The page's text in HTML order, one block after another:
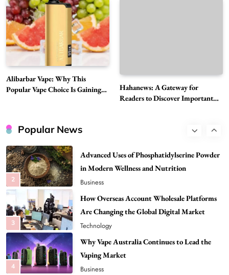
Alibarbar Vape: Why This
Popular Vape Choice Is Gaining
Hahanews: A Gateway for
Readers to Discover Important
Popular News
6
News
7
The Reasons Hahanews Is Considered a
Must-Explore Digital News Platform
News
8
A Guide to Choosing MyoGlow: What You
Need to Know First
Health
1
2
Advanced Uses of Phosphatidylserine Powder
in Modern Wellness and Nutrition
Business
3
How Overseas Account Wholesale Platforms
Are Changing the Global Digital Market
Technology
4
Why Vape Australia Continues to Lead the
Vaping Market
Business